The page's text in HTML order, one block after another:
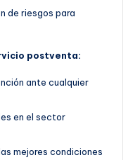
de riesgos para
postventa:
ante cualquier
en el sector
mejores condiciones